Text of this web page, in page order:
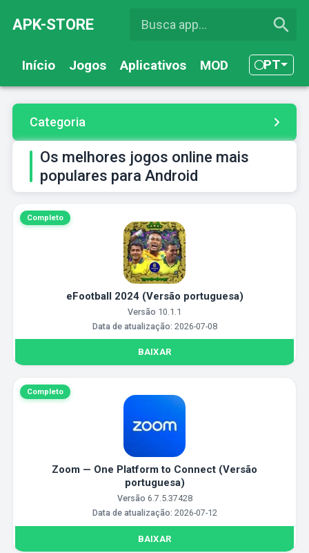
APK-STORE
Início Jogos Aplicativos MOD PT
Categoria
Os melhores jogos online mais
populares para Android
Completo
eFootball 2024 (Versão portuguesa)
Versão 10.1.1
Data de atualização: 2026-07-08
BAIXAR
Completo
Zoom — One Platform to Connect (Versão
portuguesa)
Versão 6.7.5.37428
Data de atualização: 2026-07-12
BAIXAR